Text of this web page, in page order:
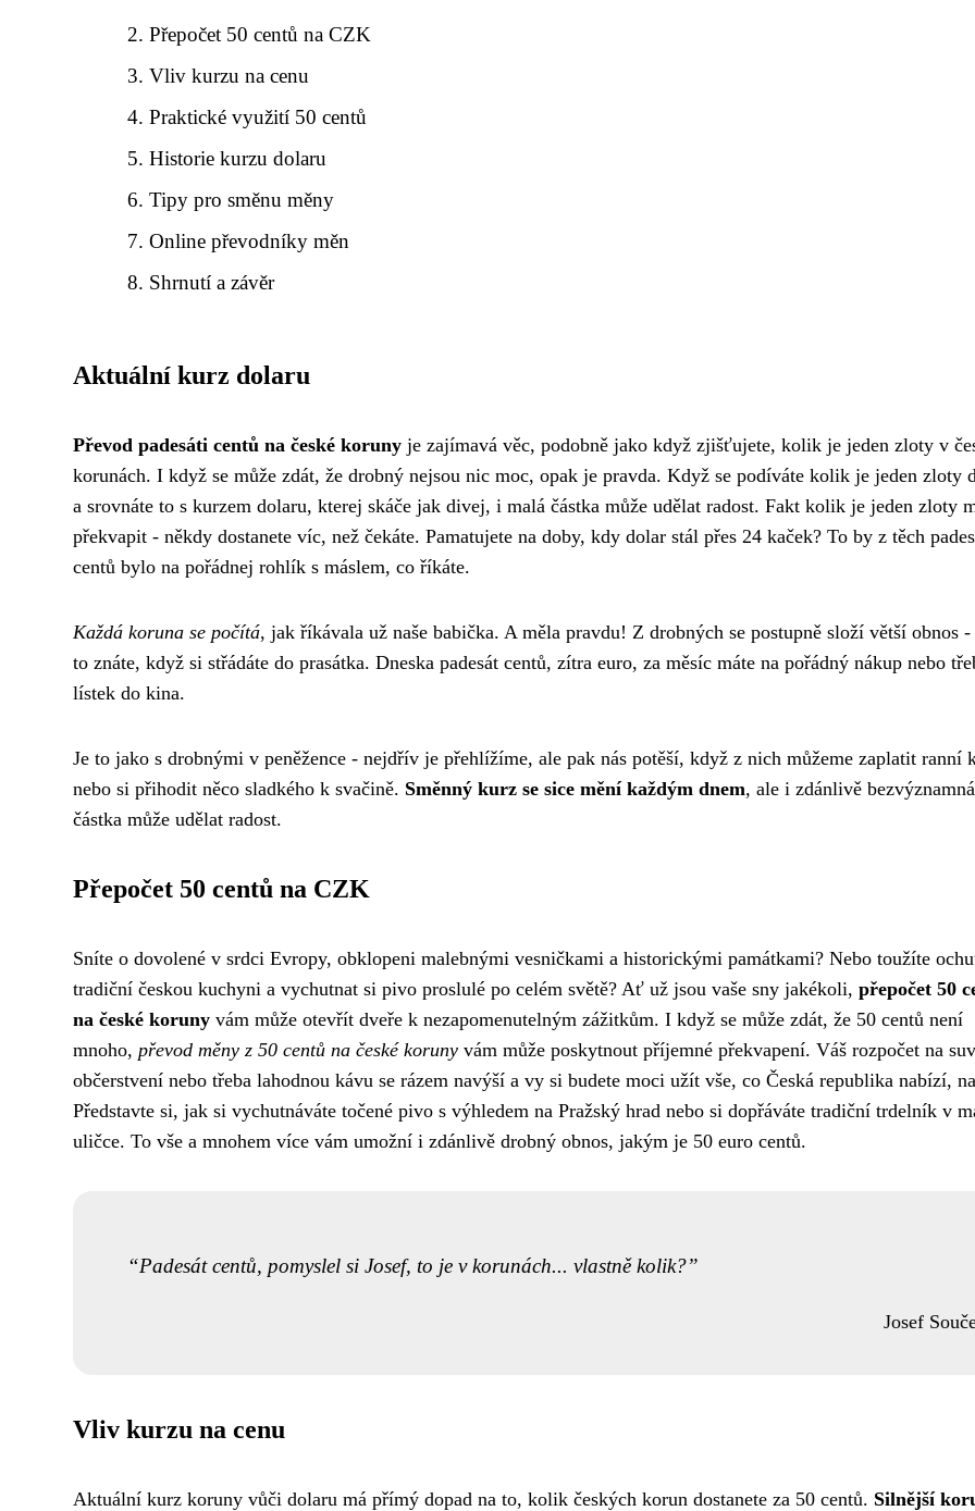
Přepočet 50 centů na CZK
Vliv kurzu na cenu
Praktické využití 50 centů
Historie kurzu dolaru
Tipy pro směnu měny
Online převodníky měn
Shrnutí a závěr
Aktuální kurz dolaru
Převod padesáti centů na české koruny je zajímavá věc, podobně jako když zjišťujete, kolik je jeden zloty v
korunách. I když se může zdát, že drobný nejsou nic moc, opak je pravda. Když se podíváte kolik je jeden zloty
a srovnáte to s kurzem dolaru, kterej skáče jak divej, i malá částka může udělat radost. Fakt kolik je jeden zloty
překvapit - někdy dostanete víc, než čekáte. Pamatujete na doby, kdy dolar stál přes 24 kaček? To by z těch
centů bylo na pořádnej rohlík s máslem, co říkáte.
Každá koruna se počítá, jak říkávala už naše babička. A měla pravdu! Z drobných se postupně složí větší obnos -
to znáte, když si střádáte do prasátka. Dneska padesát centů, zítra euro, za měsíc máte na pořádný nákup nebo
lístek do kina.
Je to jako s drobnými v peněžence - nejdřív je přehlížíme, ale pak nás potěší, když z nich můžeme zaplatit ranní
nebo si přihodit něco sladkého k svačině. Směnný kurz se sice mění každým dnem, ale i zdánlivě bezvýznamná
částka může udělat radost.
Přepočet 50 centů na CZK
Sníte o dovolené v srdci Evropy, obklopeni malebnými vesničkami a historickými památkami? Nebo toužíte
tradiční českou kuchyni a vychutnat si pivo proslulé po celém světě? Ať už jsou vaše sny jakékoli, přepočet 50
na české koruny vám může otevřít dveře k nezapomenutelným zážitkům. I když se může zdát, že 50 centů není
mnoho, převod měny z 50 centů na české koruny vám může poskytnout příjemné překvapení. Váš rozpočet na
občerstvení nebo třeba lahodnou kávu se rázem navýší a vy si budete moci užít vše, co Česká republika nabízí,
Představte si, jak si vychutnáváte točené pivo s výhledem na Pražský hrad nebo si dopřáváte tradiční trdelník v
uličce. To vše a mnohem více vám umožní i zdánlivě drobný obnos, jakým je 50 euro centů.
Padesát centů, pomyslel si Josef, to je v korunách... vlastně kolik?
Josef
Vliv kurzu na cenu
Aktuální kurz koruny vůči dolaru má přímý dopad na to, kolik českých korun dostanete za 50 centů. Silnější